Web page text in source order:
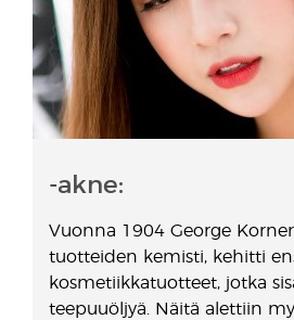
-akne:
Vuonna 1904 George
tuotteiden kemisti, kehitti
kosmetiikkatuotteet, jotka
teepuuöljyä. Näitä alettiin